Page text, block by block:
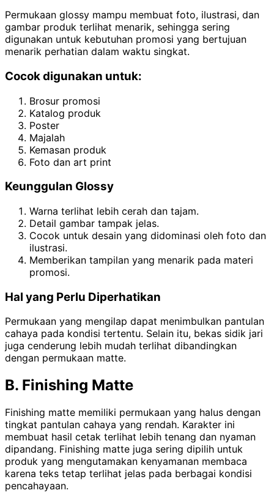
Permukaan glossy mampu membuat foto, ilustrasi, dan
gambar produk terlihat menarik, sehingga sering
digunakan untuk kebutuhan promosi yang bertujuan
menarik perhatian dalam waktu singkat.
Cocok digunakan untuk:
Brosur promosi
Katalog produk
Poster
Majalah
Kemasan produk
Foto dan art print
Keunggulan Glossy
Warna terlihat lebih cerah dan tajam.
Detail gambar tampak jelas.
Cocok untuk desain yang didominasi oleh foto dan
ilustrasi.
Memberikan tampilan yang menarik pada materi
promosi.
Hal yang Perlu Diperhatikan
Permukaan yang mengilap dapat menimbulkan pantulan
cahaya pada kondisi tertentu. Selain itu, bekas sidik jari
juga cenderung lebih mudah terlihat dibandingkan
dengan permukaan matte.
B. Finishing Matte
Finishing matte memiliki permukaan yang halus dengan
tingkat pantulan cahaya yang rendah. Karakter ini
membuat hasil cetak terlihat lebih tenang dan nyaman
dipandang. Finishing matte juga sering dipilih untuk
produk yang mengutamakan kenyamanan membaca
karena teks tetap terlihat jelas pada berbagai kondisi
pencahayaan.